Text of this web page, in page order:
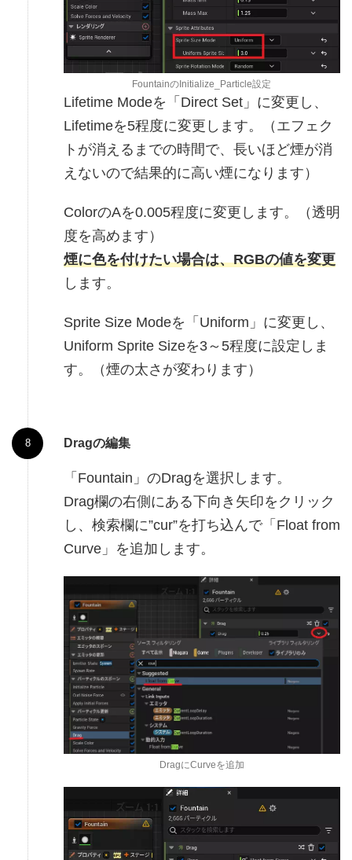
FountainのInitialize_Particle設定
Lifetime Modeを「Direct Set」に変更し、
Lifetimeを5程度に変更します。（エフェク
トが消えるまでの時間で、長いほど煙が消
えないので結果的に高い煙になります）
ColorのAを0.005程度に変更します。（透明
度を高めます）
煙に色を付けたい場合は、RGBの値を変更
します。
Sprite Size Modeを「Uniform」に変更し、
Uniform Sprite Sizeを3～5程度に設定しま
す。（煙の太さが変わります）
Dragの編集
「Fountain」のDragを選択します。
Drag欄の右側にある下向き矢印をクリック
し、検索欄に”cur”を打ち込んで「Float from
Curve」を追加します。
DragにCurveを追加